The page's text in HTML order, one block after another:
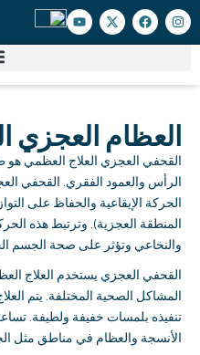
العظام العجزي
القحفي العجزي العلاج العظمي هو
الرأس والعمود الفقري. القحفي
الحركة الإيقاعية والحفاظ على
المنطقة العجزية). وترتبط هذه
والنخاعي وتؤثر على صحة الجسم
القحفي العجزي يستخدم العلاج
المشاكل الصحية المختلفة. يتم
تنفيذه بلمسات خفيفة ولطيفة.
الأنسجة والعظام في مناطق مثل